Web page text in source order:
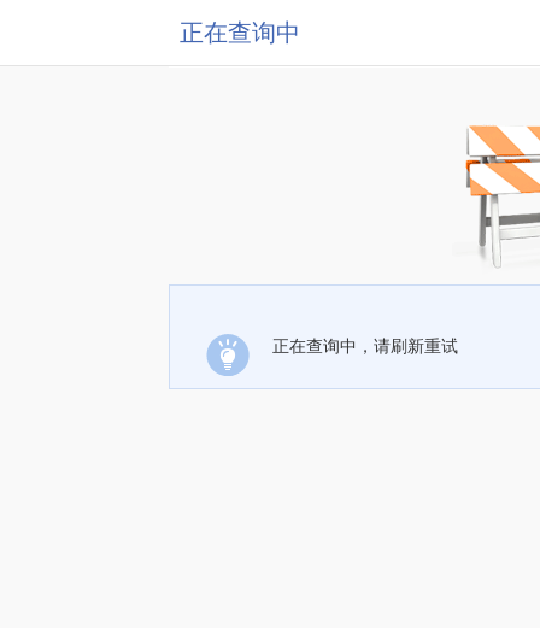
正在查询中
正在查询中，请刷新重试